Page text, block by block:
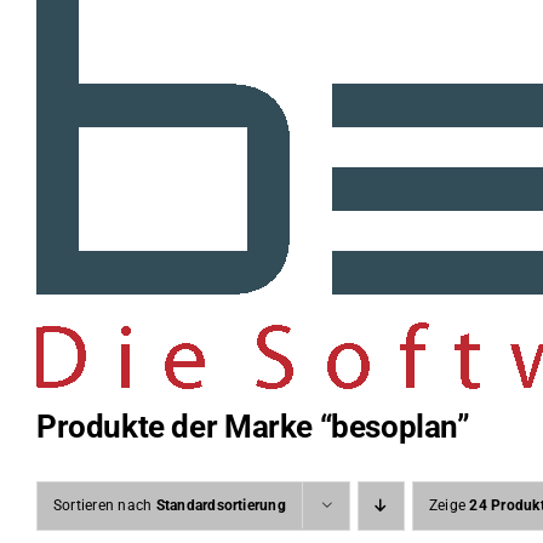
Produkte der Marke “besoplan”
Sortieren nach Standardsortierung Zeige24